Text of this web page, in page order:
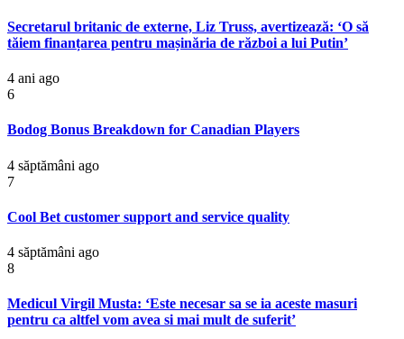
Secretarul britanic de externe, Liz Truss, avertizează: ‘O să
tăiem finanțarea pentru mașinăria de război a lui Putin’
4 ani ago
6
Bodog Bonus Breakdown for Canadian Players
4 săptămâni ago
7
Cool Bet customer support and service quality
4 săptămâni ago
8
Medicul Virgil Musta: ‘Este necesar sa se ia aceste masuri
pentru ca altfel vom avea si mai mult de suferit’